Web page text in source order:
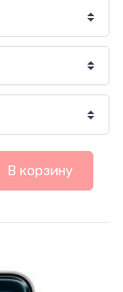
В корзину